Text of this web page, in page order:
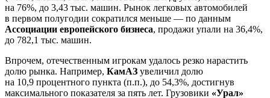
на 76%, до 3,43 тыс. машин. Рынок легковых автомобилей
в первом полугодии сократился меньше — по данным
Ассоциации европейского бизнеса, продажи упали на 36,4%,
до 782,1 тыс. машин.
Впрочем, отечественным игрокам удалось резко нарастить
долю рынка. Например, КамАЗ увеличил долю
на 10,9 процентного пункта (п.п.), до 54,3%, достигнув
максимального показателя за пять лет. Грузовики «Урал»